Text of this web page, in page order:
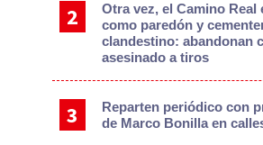
Otra vez, el Camino Real
como paredón y
clandestino: abandonan
asesinado a tiros
Reparten periódico con
de Marco Bonilla en